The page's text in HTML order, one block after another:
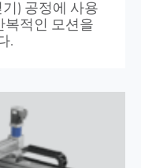
) 공정에 사용
복적인 모션을
.